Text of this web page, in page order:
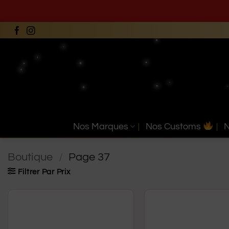
Passer
au
Nos Marques Nos Customs
Boutique Page 37
Filtrer Par Prix